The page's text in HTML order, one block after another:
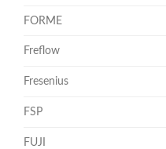
FORME
Freflow
Fresenius
FSP
FUJI